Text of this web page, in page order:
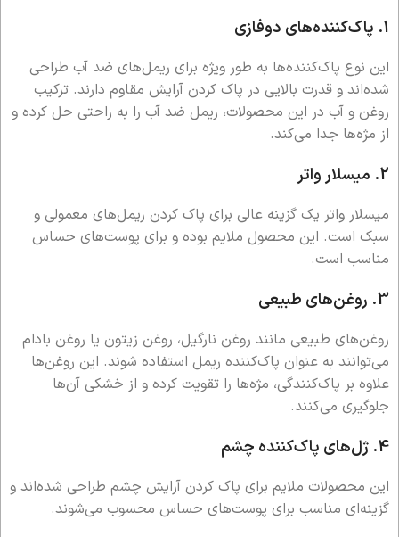
1. پاک‌کننده‌های دوفازی
این نوع پاک‌کننده‌ها به طور ویژه برای ریمل‌های ضد آب طراحی
شده‌اند و قدرت بالایی در پاک کردن آرایش مقاوم دارند. ترکیب
روغن و آب در این محصولات، ریمل ضد آب را به راحتی حل کرده و
از مژه‌ها جدا می‌کند.
2. میسلار واتر
میسلار واتر یک گزینه عالی برای پاک کردن ریمل‌های معمولی و
سبک است. این محصول ملایم بوده و برای پوست‌های حساس
مناسب است.
3. روغن‌های طبیعی
روغن‌های طبیعی مانند روغن نارگیل، روغن زیتون یا روغن بادام
می‌توانند به عنوان پاک‌کننده ریمل استفاده شوند. این روغن‌ها
علاوه بر پاک‌کنندگی، مژه‌ها را تقویت کرده و از خشکی آن‌ها
جلوگیری می‌کنند.
4. ژل‌های پاک‌کننده چشم
این محصولات ملایم برای پاک کردن آرایش چشم طراحی شده‌اند و
گزینه‌ای مناسب برای پوست‌های حساس محسوب می‌شوند.